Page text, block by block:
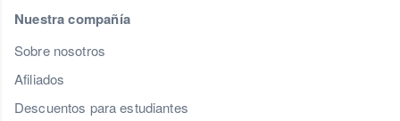
Nuestra compañía
Sobre nosotros
Afiliados
Descuentos para estudiantes